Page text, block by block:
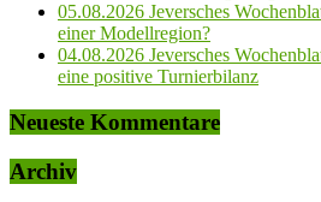
05.08.2026 Jeversches
einer Modellregion?
04.08.2026 Jeversches
eine positive Turnierbilanz
Neueste Kommentare
Archiv